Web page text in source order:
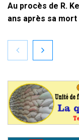
Au procès de R.
ans après sa mort